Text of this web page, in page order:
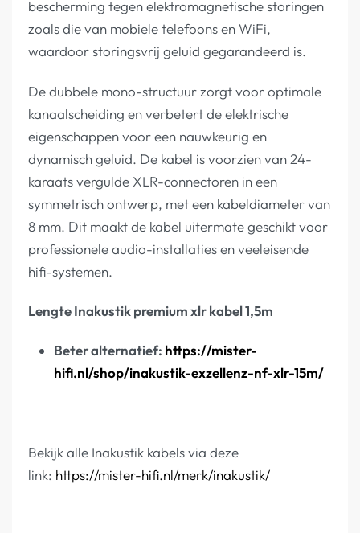
bescherming tegen elektromagnetische storingen
zoals die van mobiele telefoons en WiFi,
waardoor storingsvrij geluid gegarandeerd is.
De dubbele mono-structuur zorgt voor optimale
kanaalscheiding en verbetert de elektrische
eigenschappen voor een nauwkeurig en
dynamisch geluid. De kabel is voorzien van 24-
karaats vergulde XLR-connectoren in een
symmetrisch ontwerp, met een kabeldiameter van
8 mm. Dit maakt de kabel uitermate geschikt voor
professionele audio-installaties en veeleisende
hifi-systemen.
Lengte Inakustik premium xlr kabel 1,5m
Beter alternatief: https://mister-
hifi.nl/shop/inakustik-exzellenz-nf-xlr-15m/
Bekijk alle Inakustik kabels via deze
link: https://mister-hifi.nl/merk/inakustik/